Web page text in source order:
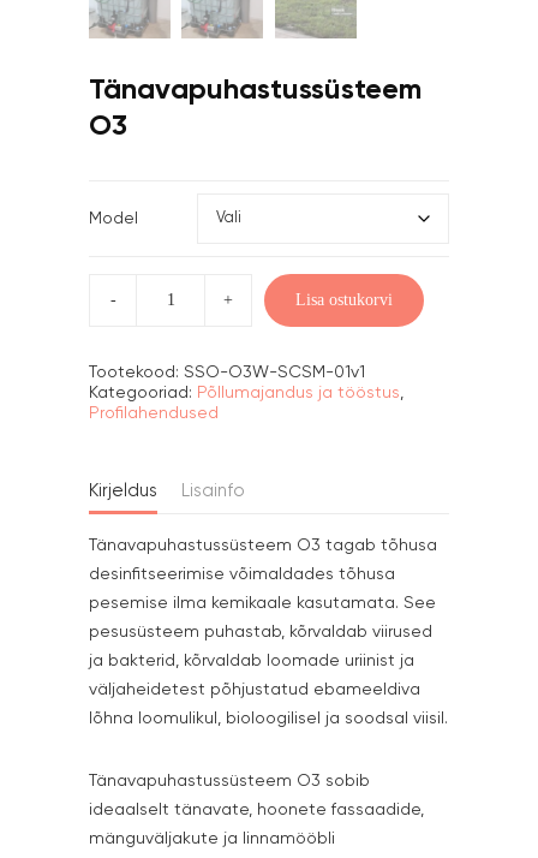
Tänavapuhastussüsteem
O3
Model
Tänavapuhastussüsteem
O3
Lisa ostukorvi
Tootekood: SSO-O3W-SCSM-01v1
Kategooriad: Põllumajandus ja tööstus,
Profilahendused
Kirjeldus Lisainfo
Tänavapuhastussüsteem O3 tagab tõhusa
desinfitseerimise võimaldades tõhusa
pesemise ilma kemikaale kasutamata. See
pesusüsteem puhastab, kõrvaldab viirused
ja bakterid, kõrvaldab loomade uriinist ja
väljaheidetest põhjustatud ebameeldiva
lõhna loomulikul, bioloogilisel ja soodsal viisil.
Tänavapuhastussüsteem O3 sobib
ideaalselt tänavate, hoonete fassaadide,
mänguväljakute ja linnamööbli